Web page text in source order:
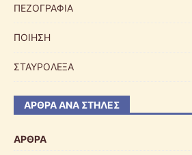
ΠΕΖΟΓΡΑΦΙΑ
ΠΟΙΗΣΗ
ΣΤΑΥΡΟΛΕΞΑ
ΆΡΘΡΑ ΑΝΆ ΣΤΉΛΕΣ
ΑΡΘΡΑ